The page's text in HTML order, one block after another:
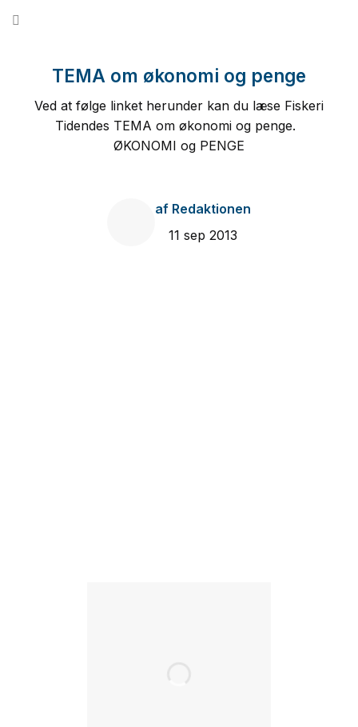
TEMA om økonomi og penge
Ved at følge linket herunder kan du læse Fiskeri
Tidendes TEMA om økonomi og penge.
ØKONOMI og PENGE
af Redaktionen
11 sep 2013